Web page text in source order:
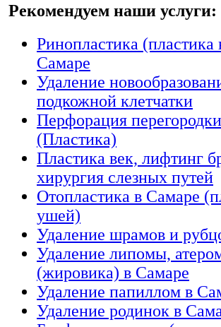
Рекомендуем наши услуги:
Ринопластика (пластика
Самаре
Удаление
подкожной клетчатки
Перфорация
(Пластика)
Пластика век, лифтинг
хирургия слезных путей
Отопластика в Самаре
ушей)
Удаление шрамов и
Удаление липомы,
(жировика) в Самаре
Удаление папиллом в
Удаление родинок в